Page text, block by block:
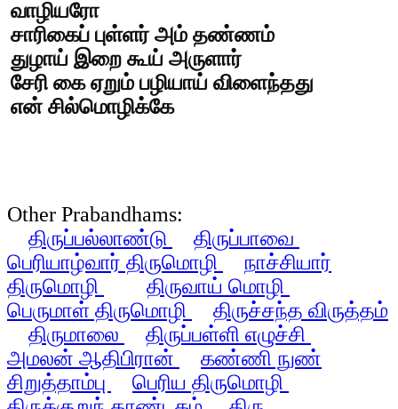
வாழியரோ
சாரிகைப் புள்ளர் அம் தண்ணம்
துழாய் இறை கூய் அருளார்
சேரி கை ஏறும் பழியாய் விளைந்தது
என் சில்மொழிக்கே
Other Prabandhams:
திருப்பல்லாண்டு
திருப்பாவை
பெரியாழ்வார் திருமொழி
நாச்சியார்
திருமொழி
திருவாய் மொழி
பெருமாள் திருமொழி
திருச்சந்த விருத்தம்
திருமாலை
திருப்பள்ளி எழுச்சி
அமலன் ஆதிபிரான்
கண்ணி நுண்
சிறுத்தாம்பு
பெரிய திருமொழி